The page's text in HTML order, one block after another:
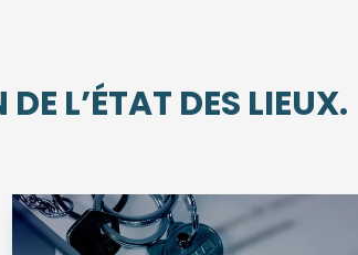
L’ÉTAT DES LIEUX.